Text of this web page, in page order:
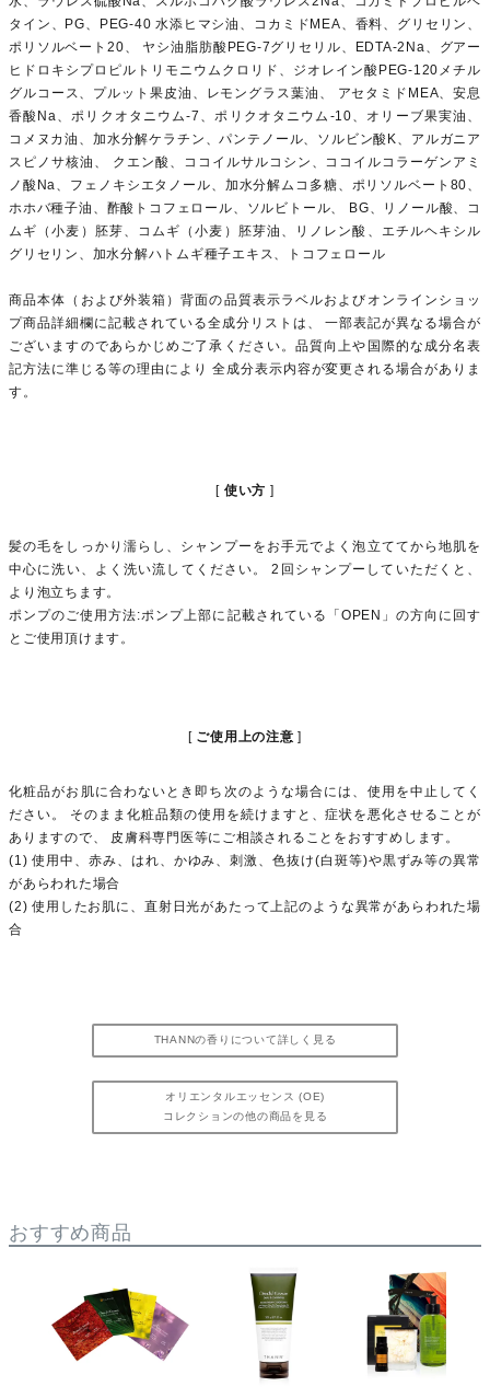
タイン、PG、PEG-40 水添ヒマシ油、コカミドMEA、香料、グリセリン、
ポリソルベート20、 ヤシ油脂肪酸PEG-7グリセリル、EDTA-2Na、グアー
ヒドロキシプロピルトリモニウムクロリド、ジオレイン酸PEG-120メチル
グルコース、プルット果皮油、レモングラス葉油、 アセタミドMEA、安息
香酸Na、ポリクオタニウム-7、ポリクオタニウム-10、オリーブ果実油、
コメヌカ油、加水分解ケラチン、パンテノール、ソルビン酸K、アルガニア
スピノサ核油、 クエン酸、ココイルサルコシン、ココイルコラーゲンアミ
ノ酸Na、フェノキシエタノール、加水分解ムコ多糖、ポリソルベート80、
ホホバ種子油、酢酸トコフェロール、ソルビトール、 BG、リノール酸、コ
ムギ（小麦）胚芽、コムギ（小麦）胚芽油、リノレン酸、エチルヘキシル
グリセリン、加水分解ハトムギ種子エキス、トコフェロール
商品本体（および外装箱）背面の品質表示ラベルおよびオンラインショッ
プ商品詳細欄に記載されている全成分リストは、 一部表記が異なる場合が
ございますのであらかじめご了承ください。品質向上や国際的な成分名表
記方法に準じる等の理由により 全成分表示内容が変更される場合がありま
す。
使い方
髪の毛をしっかり濡らし、シャンプーをお手元でよく泡立ててから地肌を
中心に洗い、よく洗い流してください。 2回シャンプーしていただくと、
より泡立ちます。
ポンプのご使用方法:ポンプ上部に記載されている「OPEN」の方向に回す
とご使用頂けます。
ご使用上の注意
化粧品がお肌に合わないとき即ち次のような場合には、使用を中止してく
ださい。 そのまま化粧品類の使用を続けますと、症状を悪化させることが
ありますので、 皮膚科専門医等にご相談されることをおすすめします。
(1) 使用中、赤み、はれ、かゆみ、刺激、色抜け(白斑等)や黒ずみ等の異常
があらわれた場合
(2) 使用したお肌に、直射日光があたって上記のような異常があらわれた場
合
THANNの香りについて詳しく見る
オリエンタルエッセンス (OE)
コレクションの他の商品を見る
おすすめ商品